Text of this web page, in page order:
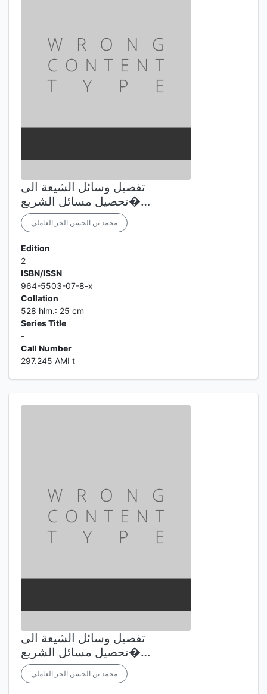
تفصيل وسائل الشيعة الى
تحصيل مسائل الشريع�…
محمد بن الحسن الحر العاملي
Edition
2
ISBN/ISSN
964-5503-07-8-x
Collation
528 hlm.: 25 cm
Series Title
-
Call Number
297.245 AMI t
تفصيل وسائل الشيعة الى
تحصيل مسائل الشريع�…
محمد بن الحسن الحر العاملي